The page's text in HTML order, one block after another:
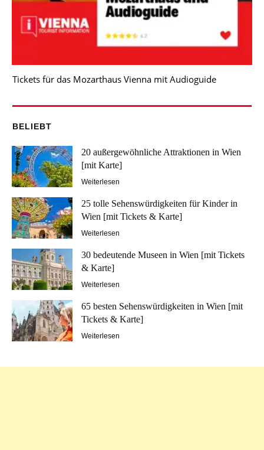
Tickets für das Mozarthaus Vienna mit Audioguide
BELIEBT
20 außergewöhnliche Attraktionen in Wien
[mit Karte]
Weiterlesen
25 tolle Sehenswürdigkeiten für Kinder in
Wien [mit Tickets & Karte]
Weiterlesen
30 bedeutende Museen in Wien [mit Tickets
& Karte]
Weiterlesen
65 besten Sehenswürdigkeiten in Wien [mit
Tickets & Karte]
Weiterlesen